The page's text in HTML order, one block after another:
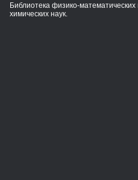
Библиотека физико-математических
химических наук.